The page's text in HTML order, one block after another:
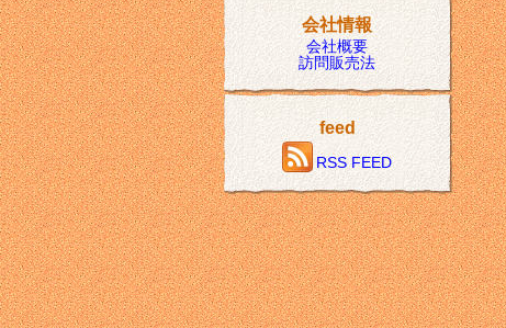
会社情報
会社概要
訪問販売法
feed
RSS FEED